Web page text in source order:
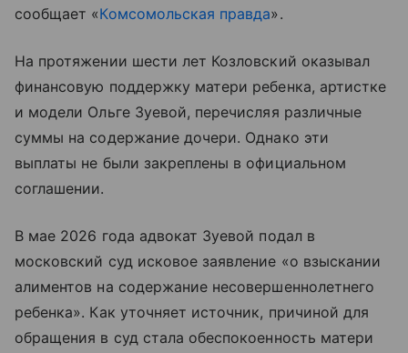
сообщает «Комсомольская правда».
На протяжении шести лет Козловский оказывал
финансовую поддержку матери ребенка, артистке
и модели Ольге Зуевой, перечисляя различные
суммы на содержание дочери. Однако эти
выплаты не были закреплены в официальном
соглашении.
В мае 2026 года адвокат Зуевой подал в
московский суд исковое заявление «о взыскании
алиментов на содержание несовершеннолетнего
ребенка». Как уточняет источник, причиной для
обращения в суд стала обеспокоенность матери